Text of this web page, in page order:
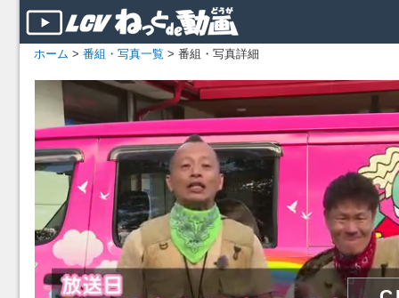
ホーム > 番組・写真一覧 > 番組・写真詳細